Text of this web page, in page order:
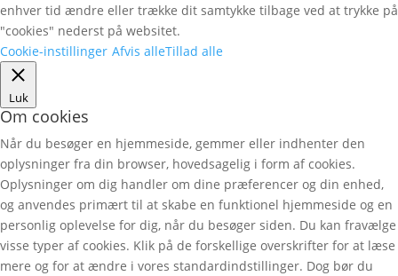
enhver tid ændre eller trække dit samtykke tilbage ved at trykke på
"cookies" nederst på websitet.
Cookie-instillinger Afvis alleTillad alle
Luk
Om cookies
Når du besøger en hjemmeside, gemmer eller indhenter den
oplysninger fra din browser, hovedsagelig i form af cookies.
Oplysninger om dig handler om dine præferencer og din enhed,
og anvendes primært til at skabe en funktionel hjemmeside og en
personlig oplevelse for dig, når du besøger siden. Du kan fravælge
visse typer af cookies. Klik på de forskellige overskrifter for at læse
mere og for at ændre i vores standardindstillinger. Dog bør du